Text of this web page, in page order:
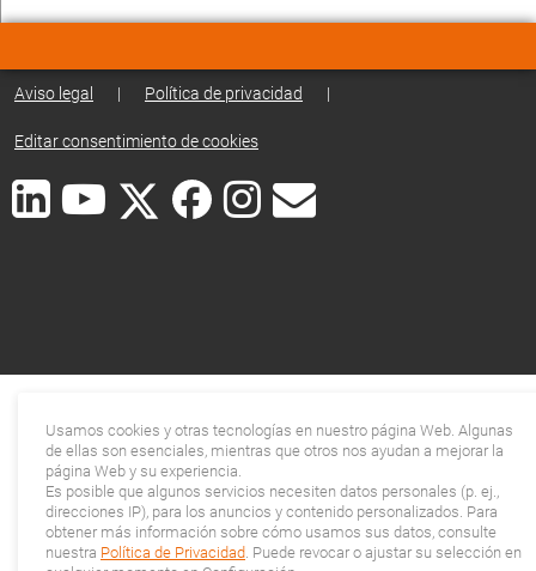
Aviso legal | Política de privacidad |
Editar consentimiento de cookies
Usamos cookies y otras tecnologías en nuestro página Web. Algunas
de ellas son esenciales, mientras que otros nos ayudan a mejorar la
página Web y su experiencia.
Es posible que algunos servicios necesiten datos personales (p. ej.,
direcciones IP), para los anuncios y contenido personalizados. Para
obtener más información sobre cómo usamos sus datos, consulte
nuestra Política de Privacidad. Puede revocar o ajustar su selección en